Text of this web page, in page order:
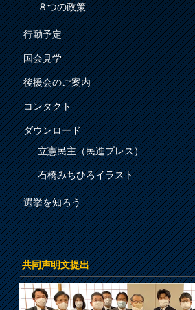
８つの政策
行動予定
国会見学
後援会のご案内
コンタクト
ダウンロード
立憲民主（民進プレス）
石橋みちひろイラスト
選挙を知ろう
共同声明文提出